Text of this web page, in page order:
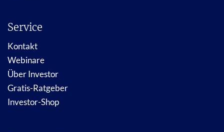
Service
Kontakt
Webinare
Über Investor
Gratis-Ratgeber
Investor-Shop